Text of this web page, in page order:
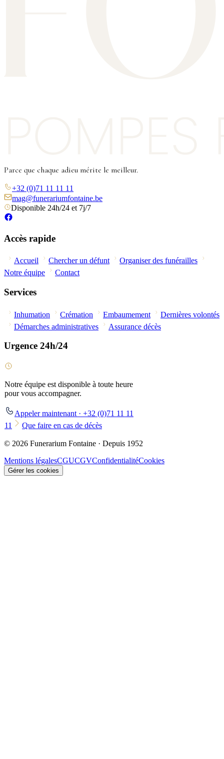
Parce que chaque adieu mérite le meilleur.
+32 (0)71 11 11 11
mag@funerariumfontaine.be
Disponible 24h/24 et 7j/7
Accès rapide
Accueil Chercher un défunt
Organiser des funérailles
Notre équipe
Contact
Services
Inhumation Crémation Embaumement
Dernières volontés
Démarches administratives
Assurance décès
Urgence 24h/24
Notre équipe est disponible à toute heure
pour vous accompagner.
Appeler maintenant · +32 (0)71 11 11
11
Que faire en cas de décès
© 2026 Funerarium Fontaine · Depuis 1952
Mentions légalesCGUCGVConfidentialitéCookies
Gérer les cookies